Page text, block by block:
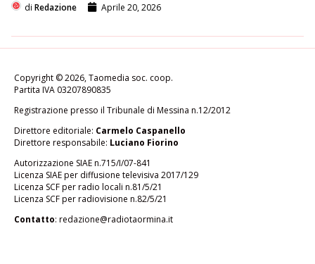
di Redazione Aprile 20, 2026
Copyright © 2026, Taomedia soc. coop.
Partita IVA 03207890835
Registrazione presso il Tribunale di Messina n.12/2012
Direttore editoriale: Carmelo Caspanello
Direttore responsabile: Luciano Fiorino
Autorizzazione SIAE n.715/I/07-841
Licenza SIAE per diffusione televisiva 2017/129
Licenza SCF per radio locali n.81/5/21
Licenza SCF per radiovisione n.82/5/21
Contatto: redazione@radiotaormina.it